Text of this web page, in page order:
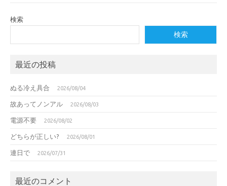
検索
検索
最近の投稿
ぬる冷え具合 2026/08/04
故あってノンアル 2026/08/03
電源不要 2026/08/02
どちらが正しい? 2026/08/01
連日で 2026/07/31
最近のコメント